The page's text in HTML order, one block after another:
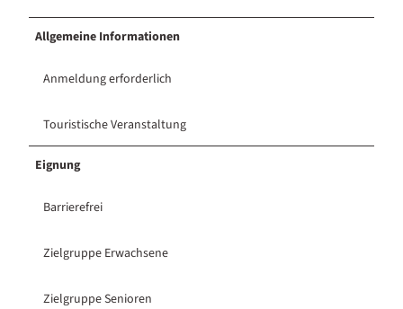
Allgemeine Informationen
Anmeldung erforderlich
Touristische Veranstaltung
Eignung
Barrierefrei
Zielgruppe Erwachsene
Zielgruppe Senioren